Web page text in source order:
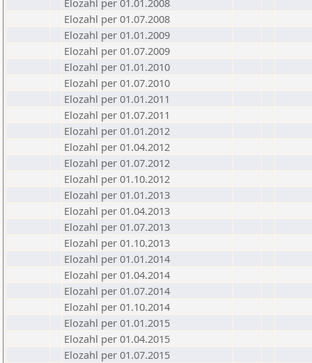
Elozahl per 01.01.2008
Elozahl per 01.07.2008
Elozahl per 01.01.2009
Elozahl per 01.07.2009
Elozahl per 01.01.2010
Elozahl per 01.07.2010
Elozahl per 01.01.2011
Elozahl per 01.07.2011
Elozahl per 01.01.2012
Elozahl per 01.04.2012
Elozahl per 01.07.2012
Elozahl per 01.10.2012
Elozahl per 01.01.2013
Elozahl per 01.04.2013
Elozahl per 01.07.2013
Elozahl per 01.10.2013
Elozahl per 01.01.2014
Elozahl per 01.04.2014
Elozahl per 01.07.2014
Elozahl per 01.10.2014
Elozahl per 01.01.2015
Elozahl per 01.04.2015
Elozahl per 01.07.2015